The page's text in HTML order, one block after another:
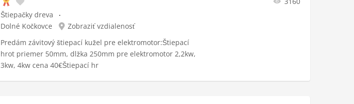
Štiepačky dreva
Dolné Kočkovce
Zobraziť vzdialenosť
Predám závitový štiepací kužel pre elektromotor:Štiepací
hrot priemer 50mm, dlžka 250mm pre elektromotor 2,2kw,
3kw, 4kw cena 40€Štiepací hr